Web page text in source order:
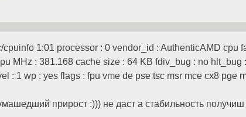
1:01 processor : 0 vendor_id : AuthenticAMD cpu
MHz : 381.168 cache size : 64 KB fdiv_bug : no
: 1 wp : yes flags : fpu vme de pse tsc msr mce cx8 pge
прирост :))) не даст а стабильность